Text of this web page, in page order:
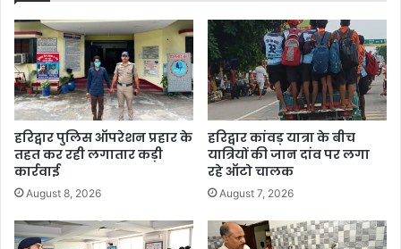
हरिद्वार पुलिस ऑपरेशन प्रहार के
तहत कर रही लगातार कड़ी
कार्रवाई
August 8, 2026
हरिद्वार कांवड़ यात्रा के बीच
यात्रियों की जान दांव पर लगा
रहे ऑटो चालक
August 7, 2026